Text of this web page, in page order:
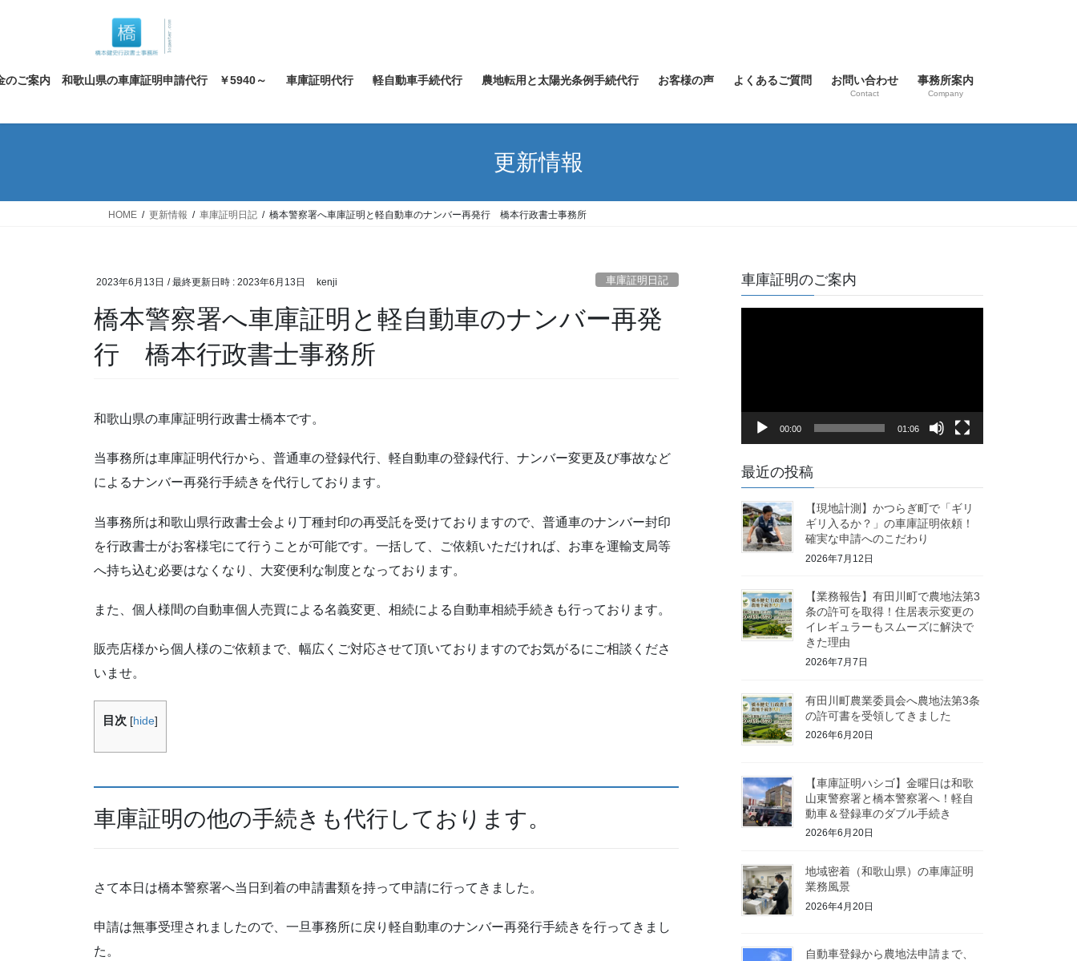
ツ
ス
シ
ン
のご案内 和歌山県の車庫証明申請代行 ￥5940～ 車庫証明代行 軽自動車手続代行 農地転用と太陽光条例手続代行 お客様の声 よくあるご質問 お問い合わせ
Contact
事務所案内
Company
更新情報
HOME 更新情報 車庫証明日記 橋本警察署へ車庫証明と軽自動車のナンバー再発行 橋本行政書士事務所
2023年6月13日 / 最終更新日時 : 2023年6月13日 kenji 車庫証明日記
橋本警察署へ車庫証明と軽自動車のナンバー再発
行 橋本行政書士事務所
和歌山県の車庫証明行政書士橋本です。
当事務所は車庫証明代行から、普通車の登録代行、軽自動車の登録代行、ナンバー変更及び事故など
によるナンバー再発行手続きを代行しております。
当事務所は和歌山県行政書士会より丁種封印の再受託を受けておりますので、普通車のナンバー封印
を行政書士がお客様宅にて行うことが可能です。一括して、ご依頼いただければ、お車を運輸支局等
へ持ち込む必要はなくなり、大変便利な制度となっております。
また、個人様間の自動車個人売買による名義変更、相続による自動車相続手続きも行っております。
販売店様から個人様のご依頼まで、幅広くご対応させて頂いておりますのでお気がるにご相談くださ
いませ。
目次 [hide]
車庫証明の他の手続きも代行しております。
さて本日は橋本警察署へ当日到着の申請書類を持って申請に行ってきました。
申請は無事受理されましたので、一旦事務所に戻り軽自動車のナンバー再発行手続きを行ってきまし
た。
車庫証明のご案内
ヤ
00:00 01:06
最近の投稿
【現地計測】かつらぎ町で「ギリ
ギリ入るか？」の車庫証明依頼！
確実な申請へのこだわり
2026年7月12日
【業務報告】有田川町で農地法第3
条の許可を取得！住居表示変更の
イレギュラーもスムーズに解決で
きた理由
2026年7月7日
有田川町農業委員会へ農地法第3条
の許可書を受領してきました
2026年6月20日
【車庫証明ハシゴ】金曜日は和歌
山東警察署と橋本警察署へ！軽自
動車＆登録車のダブル手続き
2026年6月20日
地域密着（和歌山県）の車庫証明
業務風景
2026年4月20日
自動車登録から農地法申請まで、